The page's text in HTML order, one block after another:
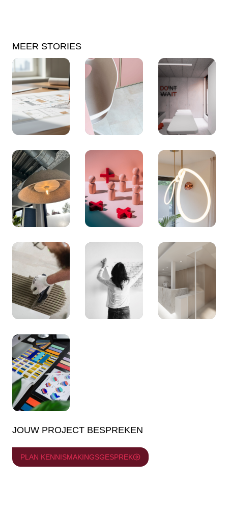
MEER STORIES
JOUW PROJECT BESPREKEN
PLAN KENNISMAKINGSGESPREK